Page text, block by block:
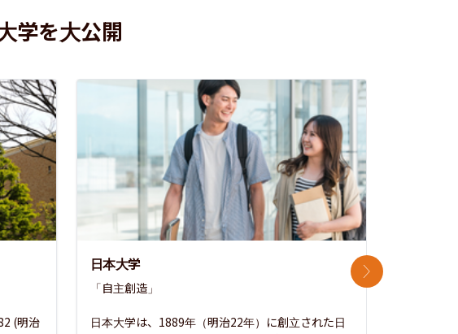
学を大公開
(明治
日本大学
「自主創造」
日本大学は、1889年（明治22年）に創立された日
次のスライド